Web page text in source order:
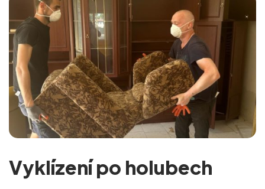
Vyklízení po holubech